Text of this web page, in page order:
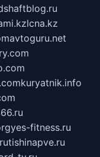
lcna.kz
avtoguru.net
kuryatnik.info
yes-fitness.ru
tishinapve.ru